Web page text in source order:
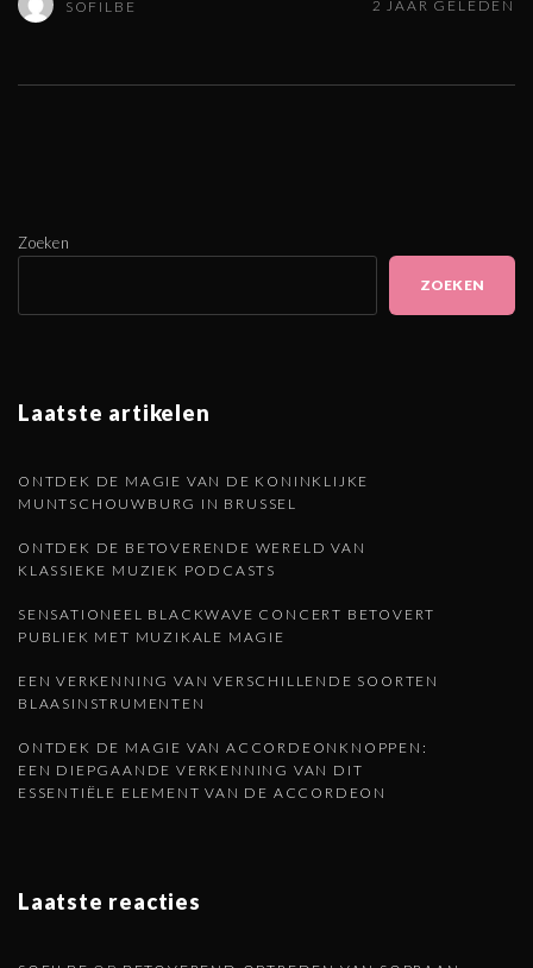
SOFILBE 2 JAAR GELEDEN
Zoeken
ZOEKEN
Laatste artikelen
ONTDEK DE MAGIE VAN DE KONINKLIJKE
MUNTSCHOUWBURG IN BRUSSEL
ONTDEK DE BETOVERENDE WERELD VAN
KLASSIEKE MUZIEK PODCASTS
SENSATIONEEL BLACKWAVE CONCERT BETOVERT
PUBLIEK MET MUZIKALE MAGIE
EEN VERKENNING VAN VERSCHILLENDE SOORTEN
BLAASINSTRUMENTEN
ONTDEK DE MAGIE VAN ACCORDEONKNOPPEN:
EEN DIEPGAANDE VERKENNING VAN DIT
ESSENTIËLE ELEMENT VAN DE ACCORDEON
Laatste reacties